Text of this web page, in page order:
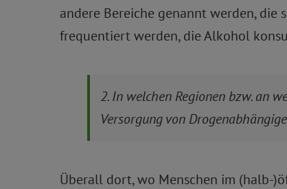
andere Bereiche genannt werden, die
frequentiert werden, die Alkohol
2. In welchen Regionen bzw. an
Versorgung von
Überall dort, wo Menschen im (halb-